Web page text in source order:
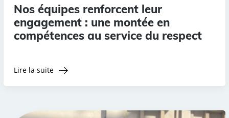
Nos équipes renforcent leur
engagement : une montée en
compétences au service du respect
Lire la suite